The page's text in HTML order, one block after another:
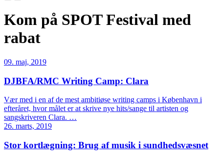
Kom på SPOT Festival med
rabat
09. maj, 2019
DJBFA/RMC Writing Camp: Clara
Vær med i en af de mest ambitiøse writing camps i København i
efteråret, hvor målet er at skrive nye hits/sange til artisten og
sangskriveren Clara. …
26. marts, 2019
Stor kortlægning: Brug af musik i sundhedsvæsnet